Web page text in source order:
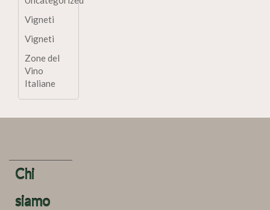
Vigneti
Vigneti
Zone del
Vino
Italiane
Chi
siamo